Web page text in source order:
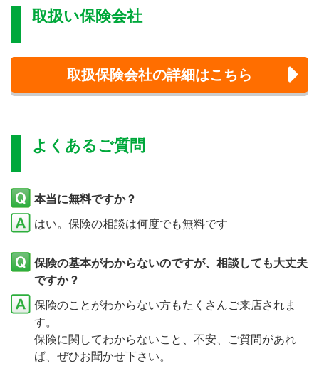
取扱い保険会社
取扱保険会社の詳細はこちら
よくあるご質問
本当に無料ですか？
はい。保険の相談は何度でも無料です
保険の基本がわからないのですが、相談しても大丈夫
ですか？
保険のことがわからない方もたくさんご来店されま
す。
保険に関してわからないこと、不安、ご質問があれ
ば、ぜひお聞かせ下さい。